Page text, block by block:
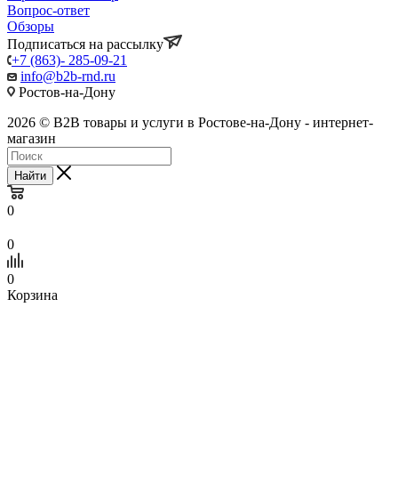
Вопрос-ответ
Обзоры
Подписаться на рассылку
+7 (863)- 285-09-21
info@b2b-rnd.ru
Ростов-на-Дону
2026 © B2B товары и услуги в Ростове-на-Дону - интернет-
магазин
Найти
0
0
0
Корзина